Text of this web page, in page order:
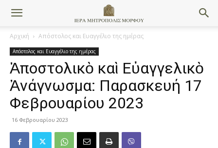
Αρχική Απόστολος και Ευαγγέλιο της ημέρας
Απόστολος και Ευαγγέλιο της ημέρας
Ἀποστολικὸ καὶ Εὐαγγελικὸ
Ἀνάγνωσμα: Παρασκευή 17
Φεβρουαρίου 2023
16 Φεβρουαρίου 2023